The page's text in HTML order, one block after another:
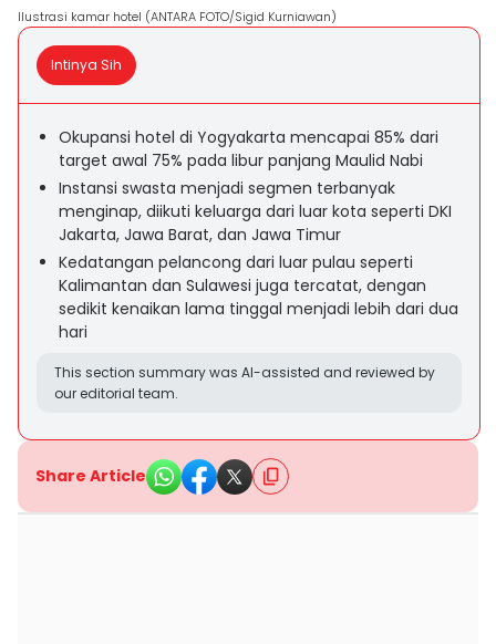
Ilustrasi kamar hotel (ANTARA FOTO/Sigid Kurniawan)
Intinya Sih
Okupansi hotel di Yogyakarta mencapai 85% dari
target awal 75% pada libur panjang Maulid Nabi
Instansi swasta menjadi segmen terbanyak
menginap, diikuti keluarga dari luar kota seperti DKI
Jakarta, Jawa Barat, dan Jawa Timur
Kedatangan pelancong dari luar pulau seperti
Kalimantan dan Sulawesi juga tercatat, dengan
sedikit kenaikan lama tinggal menjadi lebih dari dua
hari
This section summary was AI-assisted and reviewed by
our editorial team.
Share Article